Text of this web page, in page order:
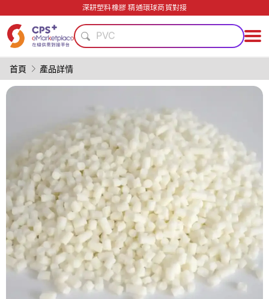
深耕塑料橡膠 精通環球商貿對接
綠色成型方案
模具
阻燃
PET
功能材料
碳纖維復合材料
客制化
綠色成型方案
PVC
模具
阻燃
PP
PET
薄壁注塑
功能材料
碳纖維復合材料
首頁 產品詳情